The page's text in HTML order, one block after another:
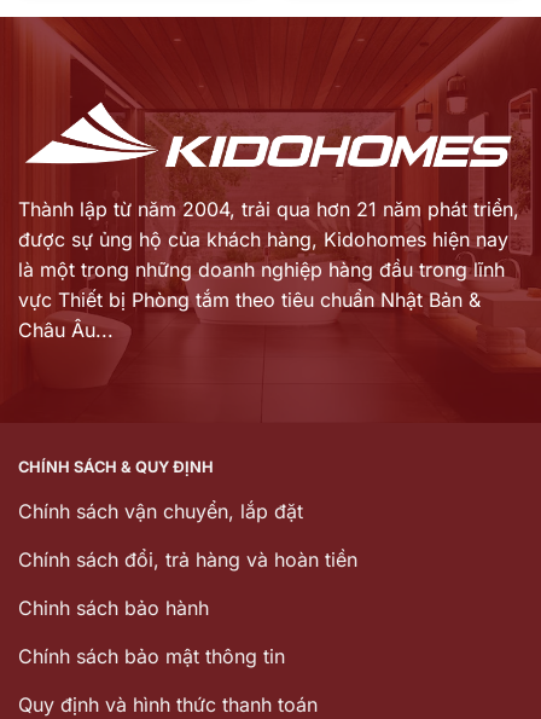
9.160.000 ₫.
5.990.000 ₫.
Thành lập từ năm 2004, trải qua hơn 21 năm phát triển,
được sự ủng hộ của khách hàng, Kidohomes hiện nay
là một trong những doanh nghiệp hàng đầu trong lĩnh
vực Thiết bị Phòng tắm theo tiêu chuẩn Nhật Bản &
Châu Âu...
CHÍNH SÁCH & QUY ĐỊNH
Chính sách vận chuyển, lắp đặt
Chính sách đổi, trả hàng và hoàn tiền
Chinh sách bảo hành
Chính sách bảo mật thông tin
Quy định và hình thức thanh toán